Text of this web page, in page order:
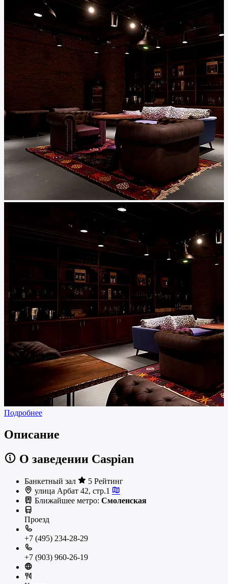
Подробнее
Описание
О заведении Caspian
Банкетный зал
5 Рейтинг
улица Арбат 42, стр.1
Ближайшее метро: Смоленская
Проезд
+7 (495) 234-28-29
+7 (903) 960-26-19